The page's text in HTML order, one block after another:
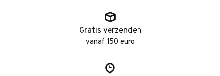
Gratis verzenden
vanaf 150 euro